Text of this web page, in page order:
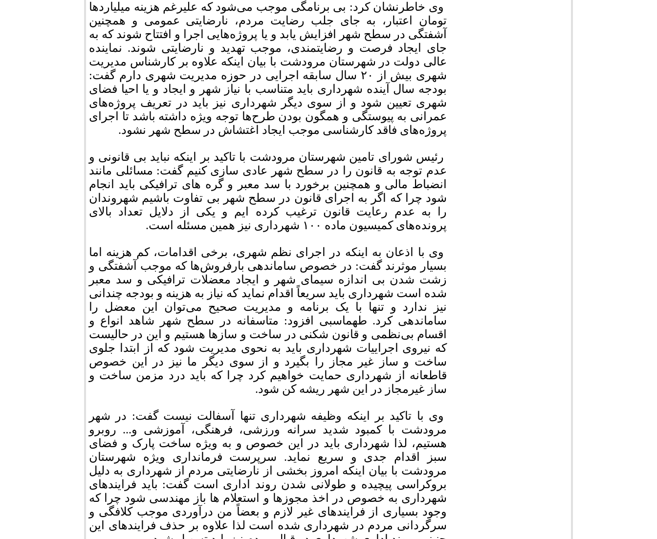
وی خاطرنشان کرد: بی برنامگی موجب می‌شود که علیرغم هزینه میلیاردها
تومان اعتبار، به جای جلب رضایت مردم، نارضایتی عمومی و همچنین
آشفتگی در سطح شهر افزایش یابد و یا پروژه‌هایی اجرا و افتتاح شوند که به
جای ایجاد فرصت و رضایتمندی، موجب تهدید و نارضایتی شوند. نماینده
عالی دولت در شهرستان مرودشت با بیان اینکه علاوه بر کارشناس مدیریت
شهری بیش از ۲۰ سال سابقه اجرایی در حوزه مدیریت شهری دارم گفت:
بودجه سال آینده شهرداری باید متناسب با نیاز شهر و ایجاد و یا احیا فضای
شهری تعیین شود و از سوی دیگر شهرداری نیز باید در تعریف پروژه‌های
عمرانی به پیوستگی و همگون بودن طرح‌ها توجه ویژه داشته باشد تا اجرای
پروژه‌های فاقد کارشناسی موجب ایجاد اغتشاش در سطح شهر نشود.
رئیس شورای تامین شهرستان مرودشت با تاکید بر اینکه نباید بی قانونی و
عدم توجه به قانون را در سطح شهر عادی سازی کنیم گفت: مسائلی مانند
انضباط مالی و همچنین برخورد با سد معبر و گره های ترافیکی باید انجام
شود چرا که اگر به اجرای قانون در سطح شهر بی تفاوت باشیم شهروندان
را به عدم رعایت قانون ترغیب کرده ایم و یکی از دلایل تعداد بالای
پرونده‌های کمیسیون ماده ۱۰۰ شهرداری نیز همین مسئله است.
وی با اذعان به اینکه در اجرای نظم شهری، برخی اقدامات، کم هزینه اما
بسیار موثرند گفت: در خصوص ساماندهی بارفروش‌ها که موجب آشفتگی و
زشت شدن بی اندازه سیمای شهر و ایجاد معضلات ترافیکی و سد معبر
شده است شهرداری باید سریعاً اقدام نماید که نیاز به هزینه و بودجه چندانی
نیز ندارد و تنها با یک برنامه و مدیریت صحیح می‌توان این معضل را
ساماندهی کرد. طهماسبی افزود: متاسفانه در سطح شهر شاهد انواع و
اقسام بی‌نظمی و قانون شکنی در ساخت و سازها هستیم و این در حالیست
که نیروی اجراییات شهرداری باید به نحوی مدیریت شود که از ابتدا جلوی
ساخت و ساز غیر مجاز را بگیرد و از سوی دیگر ما نیز در این خصوص
قاطعانه از شهرداری حمایت خواهیم کرد چرا که باید درد مزمن ساخت و
ساز غیرمجاز در این شهر ریشه کن شود.
وی با تاکید بر اینکه وظیفه شهرداری تنها آسفالت نیست گفت: در شهر
مرودشت با کمبود شدید سرانه ورزشی، فرهنگی، آموزشی و... روبرو
هستیم، لذا شهرداری باید در این خصوص و به ویژه ساخت پارک و فضای
سبز اقدام جدی و سریع نماید. سرپرست فرمانداری ویژه شهرستان
مرودشت با بیان اینکه امروز بخشی از نارضایتی مردم از شهرداری به دلیل
بروکراسی پیچیده و طولانی شدن روند اداری است گفت: باید فرایندهای
شهرداری به خصوص در اخذ مجوزها و استعلام ها باز مهندسی شود چرا که
وجود بسیاری از فرایندهای غیر لازم و بعضاً من درآوردی موجب کلافگی و
سرگردانی مردم در شهرداری شده است لذا علاوه بر حذف فرایندهای این